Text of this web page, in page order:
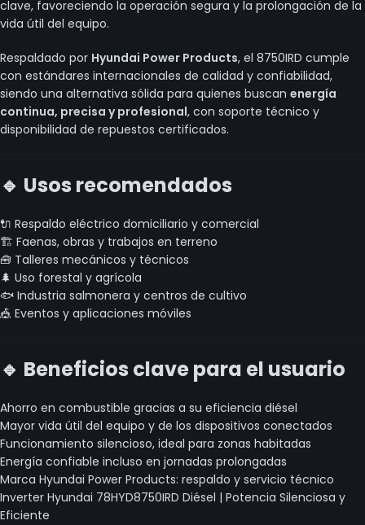
clave, favoreciendo la operación segura y la prolongación de la
vida útil del equipo.
Respaldado por Hyundai Power Products, el 8750IRD cumple
con estándares internacionales de calidad y confiabilidad,
siendo una alternativa sólida para quienes buscan energía
continua, precisa y profesional, con soporte técnico y
disponibilidad de repuestos certificados.
🔹 Usos recomendados
🔌 Respaldo eléctrico domiciliario y comercial
🏗️ Faenas, obras y trabajos en terreno
🧰 Talleres mecánicos y técnicos
🌲 Uso forestal y agrícola
🐟 Industria salmonera y centros de cultivo
🎪 Eventos y aplicaciones móviles
🔹 Beneficios clave para el usuario
Ahorro en combustible gracias a su eficiencia diésel
Mayor vida útil del equipo y de los dispositivos conectados
Funcionamiento silencioso, ideal para zonas habitadas
Energía confiable incluso en jornadas prolongadas
Marca Hyundai Power Products: respaldo y servicio técnico
Inverter Hyundai 78HYD8750IRD Diésel | Potencia Silenciosa y
Eficiente